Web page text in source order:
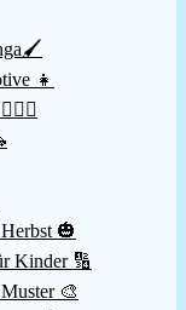
👧
🎃
Kinder 🔢
🎨